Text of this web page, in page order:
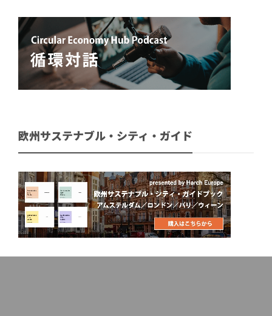
欧州サステナブル・シティ・ガイド